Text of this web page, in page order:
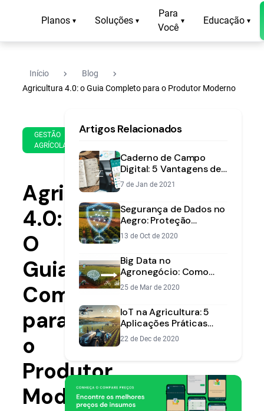
Planos ▾ Soluções ▾
Para
Você
▾ Educação ▾
Início navigate_next Blog navigate_next
Agricultura 4.0: o Guia Completo para o Produtor Moderno
GESTÃO
AGRÍCOLA
de
de
2019
min
leitura
Agricultura
4.0:
O
Guia
Completo
para
o
Produtor
Moderno
Artigos Relacionados
Caderno de Campo
Digital: 5 Vantagens de
Trocar o Papel por um
Aplicativo
7 de Jan de 2021
Segurança de Dados no
Aegro: Proteção
Superior na Nuvem
13 de Oct de 2020
Big Data no
Agronegócio: Como
Usar Dados Para
Lavoura
25 de Mar de 2020
IoT na Agricultura: 5
Aplicações Práticas
para Otimizar sua
Fazenda
22 de Dec de 2020